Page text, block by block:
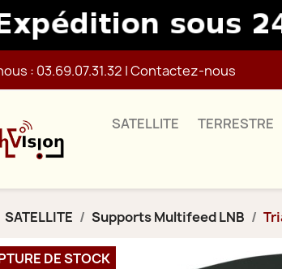
: 03.69.07.31.32 |Contactez-nous
SATELLITE TERRESTRE
SATELLITE Supports Multifeed LNB
DE STOCK